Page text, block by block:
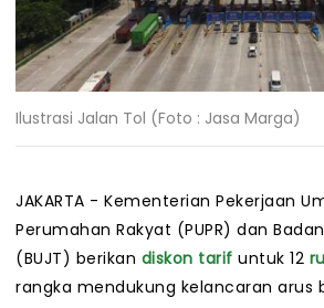
Ilustrasi Jalan Tol (Foto : Jasa Marga)
JAKARTA - Kementerian Pekerjaan
Perumahan Rakyat (PUPR) dan
(BUJT) berikan diskon tarif untuk 12
rangka mendukung kelancaran arus